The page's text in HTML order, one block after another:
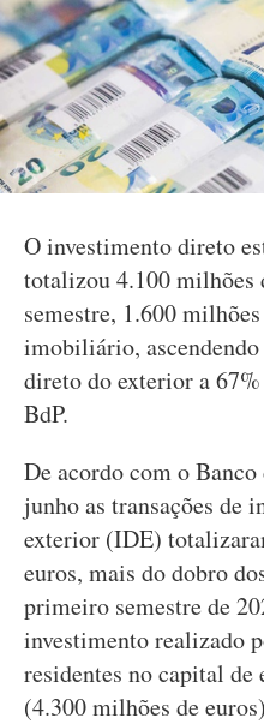
O investimento direto
totalizou 4.100 milhões
semestre, 1.600
imobiliário,
direto do exterior a
BdP.
De acordo com o
junho as transações de
exterior (IDE)
euros, mais do dobro
primeiro semestre de
investimento realizado
residentes no capital de
(4.300 milhões de